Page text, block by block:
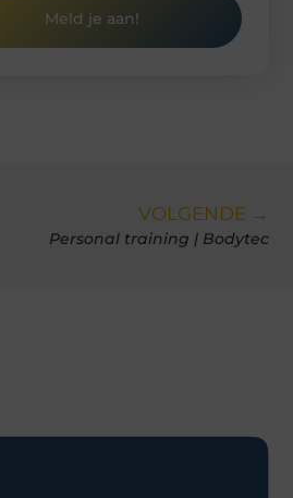
Meld je aan!
VOLGENDE →
Personal training | Bodytec